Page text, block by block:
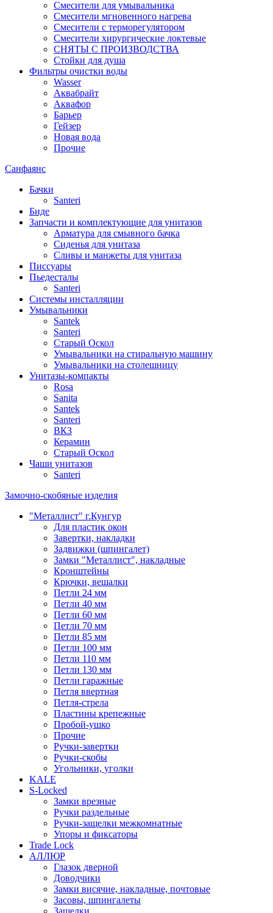
Смесители для умывальника
Смесители мгновенного нагрева
Смесители с терморегулятором
Смесители хирургические локтевые
СНЯТЫ С ПРОИЗВОДСТВА
Стойки для душа
Фильтры очистки воды
Wasser
Аквабрайт
Аквафор
Барьер
Гейзер
Новая вода
Прочие
Санфаянс
Бачки
Santeri
Биде
Запчасти и комплектующие для унитазов
Арматура для смывного бачка
Сиденья для унитаза
Сливы и манжеты для унитаза
Писсуары
Пьедесталы
Santeri
Системы инсталляции
Умывальники
Santek
Santeri
Старый Оскол
Умывальники на стиральную машину
Умывальники на столешницу
Унитазы-компакты
Rosa
Sanita
Santek
Santeri
ВКЗ
Керамин
Старый Оскол
Чаши унитазов
Santeri
Замочно-скобяные изделия
"Металлист" г.Кунгур
Для пластик окон
Завертки, накладки
Задвижки (шпингалет)
Замки "Металлист", накладные
Кронштейны
Крючки, вешалки
Петли 24 мм
Петли 40 мм
Петли 60 мм
Петли 70 мм
Петли 85 мм
Петли 100 мм
Петли 110 мм
Петли 130 мм
Петли гаражные
Петля ввертная
Петля-стрела
Пластины крепежные
Пробой-ушко
Прочие
Ручки-завертки
Ручки-скобы
Угольники, уголки
KALE
S-Locked
Замки врезные
Ручки раздельные
Ручки-защелки межкомнатные
Упоры и фиксаторы
Trade Lock
АЛЛЮР
Глазок дверной
Доводчики
Замки висячие, накладные, почтовые
Засовы, шпингалеты
Защелки